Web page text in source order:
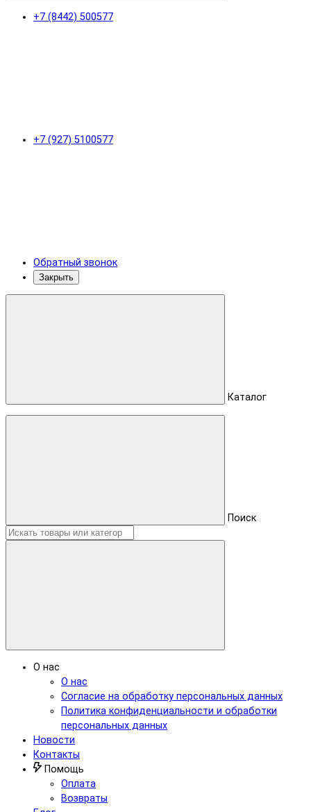
+7 (8442) 500577
+7 (927) 5100577
Обратный звонок
Закрыть
Каталог
Поиск
О нас
О нас
Согласие на обработку персональных данных
Политика конфиденциальности и обработки
персональных данных
Новости
Контакты
Помощь
Оплата
Возвраты